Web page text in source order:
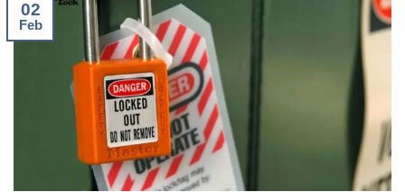
02
Feb